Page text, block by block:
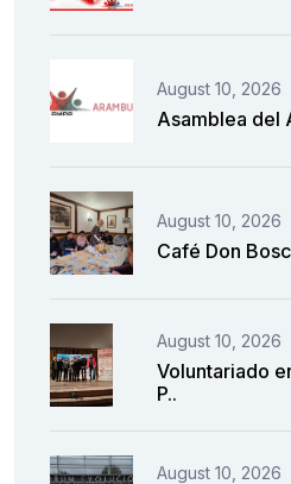
August 10, 2026
Asamblea del
August 10, 2026
Café Don
August 10, 2026
Voluntariado
P..
August 10, 2026